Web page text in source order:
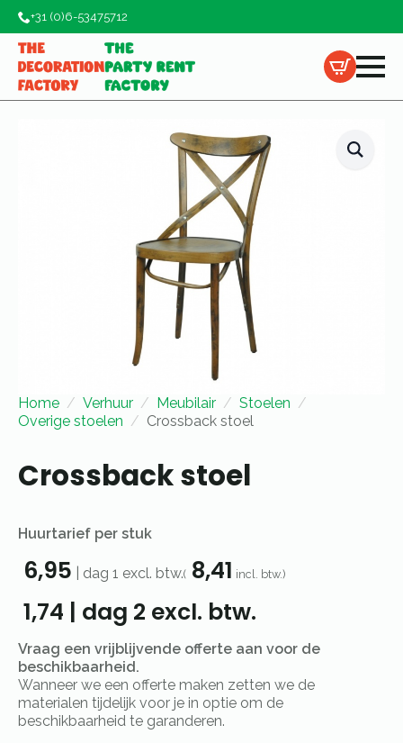
+31 (0)6-53475712
Home Verhuur Meubilair
Stoelen
Overige stoelen
Crossback stoel
Crossback stoel
Huurtarief per stuk
6,95 dag 1 excl. btw.( 8,41 incl. btw.)
1,74 | dag 2 excl. btw.
Vraag een vrijblijvende offerte aan voor de
beschikbaarheid.
Wanneer we een offerte maken zetten we de
materialen tijdelijk voor je in optie om de
beschikbaarheid te garanderen.